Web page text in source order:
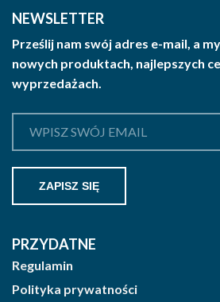
NEWSLETTER
Prześlij nam swój adres e-mail, a
nowych produktach, najlepszych
wyprzedażach.
PRZYDATNE
Regulamin
Polityka prywatności